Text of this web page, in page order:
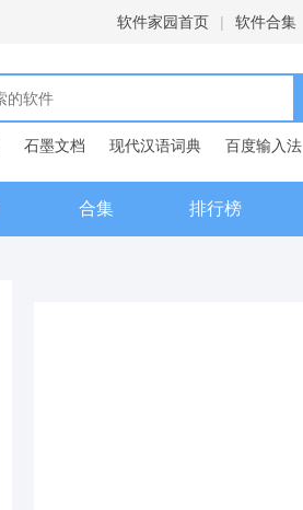
软件家园首页 | 软件合集
石墨文档 现代汉语词典
百度输入法
合集 排行榜